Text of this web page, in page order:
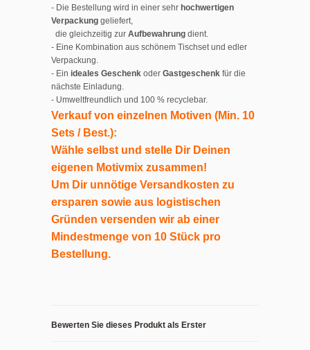
- Die Bestellung wird in einer sehr hochwertigen
Verpackung geliefert,
die gleichzeitig zur Aufbewahrung dient.
- Eine Kombination aus schönem Tischset und edler
Verpackung.
- Ein ideales Geschenk oder Gastgeschenk für die
nächste Einladung.
- Umweltfreundlich und 100 % recyclebar.
Verkauf von einzelnen Motiven (Min. 10
Sets / Best.):
Wähle selbst und stelle Dir Deinen
eigenen Motivmix zusammen!
Um Dir unnötige Versandkosten zu
ersparen sowie aus logistischen
Gründen versenden wir ab einer
Mindestmenge von 10 Stück pro
Bestellung.
Bewerten Sie dieses Produkt als Erster